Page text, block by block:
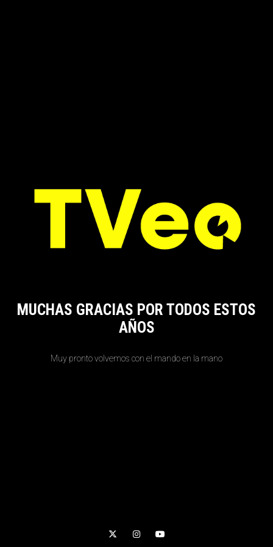
MUCHAS GRACIAS POR TODOS ESTOS
AÑOS
Muy pronto volvemos con el mando en la mano